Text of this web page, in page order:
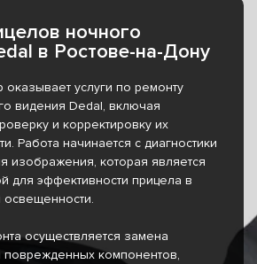
ночного
в Ростове-на-Дону
оказывает услуги по ремонту
видения Dedal, включая
и корректировку их
Работа начинается с диагностики
изображения, которая является
для эффективности прицела в
освещенности.
осуществляется замена
компонентов,